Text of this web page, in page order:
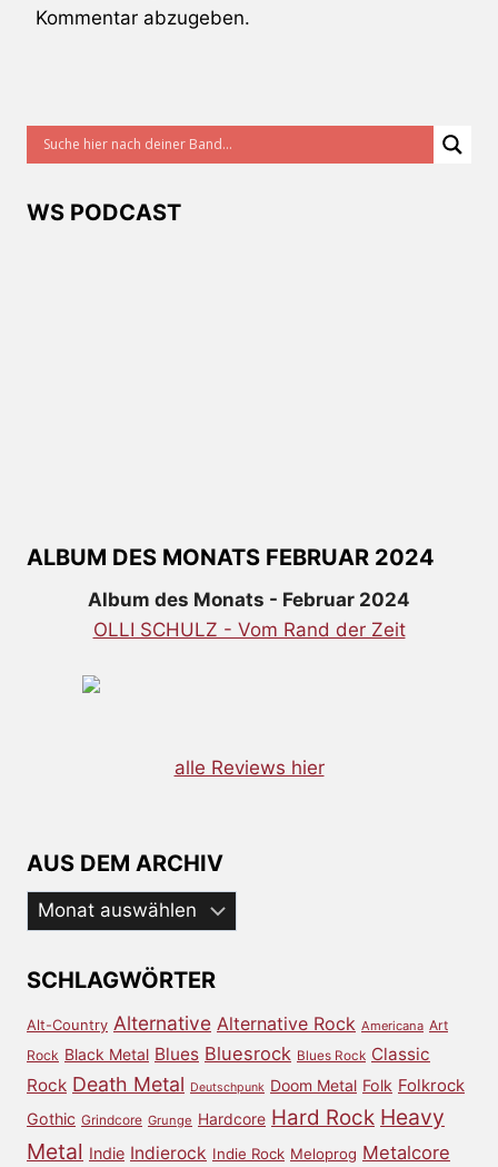
Kommentar abzugeben.
WS PODCAST
ALBUM DES MONATS FEBRUAR 2024
Album des Monats - Februar 2024
OLLI SCHULZ - Vom Rand der Zeit
alle Reviews hier
AUS DEM ARCHIV
Aus
dem
SCHLAGWÖRTER
Alt-Country Alternative Alternative Rock Americana Art
Rock Black Metal Blues Bluesrock Blues Rock Classic
Rock Death Metal Deutschpunk Doom Metal Folk Folkrock
Gothic Grindcore Grunge Hardcore Hard Rock Heavy
Metal Indie Indierock Indie Rock Meloprog Metalcore